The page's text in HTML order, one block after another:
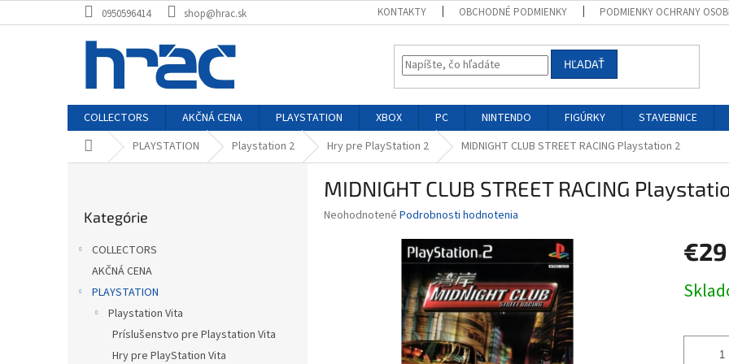
na
0950596414 shop@hrac.sk KONTAKTY OBCHODNÉ PODMIENKY PODMIENKY OCHRANY
HĽADAŤ
COLLECTORS AKČNÁ CENA PLAYSTATION XBOX PC NINTENDO FIGÚRKY STAVEBNICE
DomovPLAYSTATION Playstation 2 Hry pre PlayStation 2 MIDNIGHT CLUB STREET RACING Playstation 2
kategórie
Kategórie
COLLECTORS
AKČNÁ CENA
PLAYSTATION
Playstation Vita
Príslušenstvo pre Playstation Vita
Hry pre PlayStation Vita
MIDNIGHT CLUB STREET RACING
Priemerné
Neohodnotené Podrobnosti hodnotenia
€29
cena: